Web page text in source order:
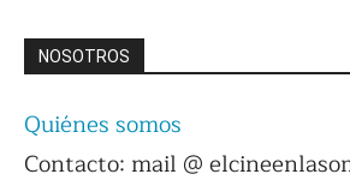
NOSOTROS
Quiénes somos
Contacto: mail @